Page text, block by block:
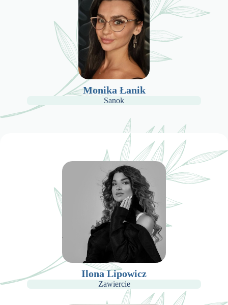
Monika Łanik
Sanok
Ilona Lipowicz
Zawiercie